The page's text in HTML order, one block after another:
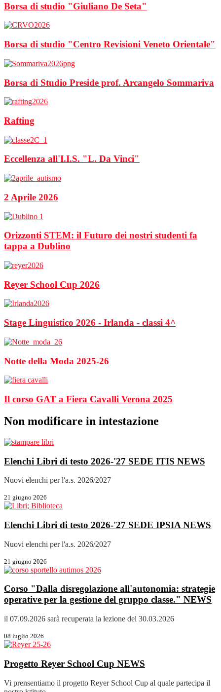
Borsa di studio "Giuliano De Seta"
Borsa di studio "Centro Revisioni Veneto Orientale"
Borsa di Studio Preside prof. Arcangelo Sommariva
Rafting
Eccellenza all'I.I.S. "L. Da Vinci"
2 Aprile 2026
Orizzonti STEM: il Futuro dei nostri studenti fa
tappa a Dublino
Reyer School Cup 2026
Stage Linguistico 2026 - Irlanda - classi 4^
Notte della Moda 2025-26
Il corso GAT a Fiera Cavalli Verona 2025
Non modificare in intestazione
Elenchi Libri di testo 2026-'27 SEDE ITIS NEWS
Nuovi elenchi per l'a.s. 2026/2027
21 giugno 2026
Elenchi Libri di testo 2026-'27 SEDE IPSIA NEWS
Nuovi elenchi per l'a.s. 2026/2027
21 giugno 2026
Corso "Dalla disregolazione all'autonomia: strategie
operative per la gestione del gruppo classe." NEWS
il 07.09.2026 sarà recuperata la lezione del 30.03.2026
08 luglio 2026
Progetto Reyer School Cup NEWS
Vi prensentiamo il progetto Reyer School Cup al quale partecipa il